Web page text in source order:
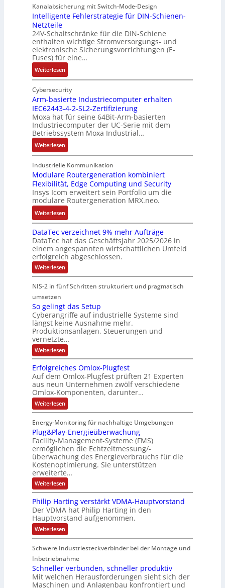
i
s
c
h
e
G
e
h
ä
u
s
e
d
e
h
n
u
n
g
e
n
i
e
r
e
n
A
u
f
w
a
n
d
,
K
o
t
e
n
u
n
d
S
t
ö
r
a
n
ä
l
l
g
k
e
i
t
u
v
r
ä
n
i
t
ä
t
b
e
g
i
n
n
t
a
n
d
e
r
M
a
s
c
h
i
n
e
k
r
d
b
e
t
e
i
l
i
g
u
n
g
b
e
m
2
0
2
6
E
u
r
o
p
a
E
t
h
c
a
t
P
l
u
g
F
e
s
t
Kanalabsicherung mit Switch-Mode-Design
Intelligente Fehlerstrategie für DIN-Schienen-
Netzteile
24V-Schaltschränke für die DIN-Schiene
enthalten wichtige Stromversorgungs- und
elektronische Sicherungsvorrichtungen (E-
Fuses) für eine…
Weiterlesen:
I
n
t
e
l
l
i
g
e
n
e
F
e
h
l
e
r
s
t
r
a
t
g
i
e
ü
r
D
I
N
-
S
c
h
i
e
n
e
n
-
N
e
t
z
t
e
i
l
e
Cybersecurity
Arm-basierte Industriecomputer erhalten
IEC62443-4-2-SL2-Zertifizierung
Moxa hat für seine 64Bit-Arm-basierten
Industriecomputer der UC-Serie mit dem
Betriebssystem Moxa Industrial…
Weiterlesen:
A
r
m
-
b
a
s
i
e
r
t
e
I
n
d
s
t
r
i
e
c
o
m
p
u
t
e
r
e
r
h
a
l
t
e
n
I
E
C
6
2
4
3
-
Industrielle Kommunikation
Modulare Routergeneration kombiniert
Flexibilität, Edge Computing und Security
Insys Icom erweitert sein Portfolio um die
modulare Routergeneration MRX.neo.
Weiterlesen:
M
o
d
u
l
a
r
e
o
u
t
r
g
e
n
e
r
a
t
i
o
n
k
o
m
b
i
n
i
e
t
F
e
x
i
DataTec verzeichnet 9% mehr Aufträge
DataTec hat das Geschäftsjahr 2025/2026 in
einem angespannten wirtschaftlichen Umfeld
erfolgreich abgeschlossen.
Weiterlesen:
D
t
e
c
v
e
z
e
i
c
h
n
e
t
9
%
m
e
r
A
u
f
t
r
ä
g
e
NIS-2 in fünf Schritten strukturiert und pragmatisch
umsetzen
So gelingt das Setup
Cyberangriffe auf industrielle Systeme sind
längst keine Ausnahme mehr.
Produktionsanlagen, Steuerungen und
vernetzte…
Weiterlesen:
S
o
g
e
i
n
g
t
d
a
s
S
e
t
u
p
Erfolgreiches Omlox-Plugfest
Auf dem Omlox-Plugfest prüften 21 Experten
aus neun Unternehmen zwölf verschiedene
Omlox-Komponenten, darunter…
Weiterlesen:
E
f
o
l
g
r
e
i
c
h
e
s
O
m
l
o
x
-
l
u
f
e
s
Energy-Monitoring für nachhaltige Umgebungen
Plug&Play-Energieüberwachung
Facility-Management-Systeme (FMS)
ermöglichen die Echtzeitmessung/-
überwachung des Energieverbrauchs für die
Kostenoptimierung. Sie unterstützen
erweiterte…
Weiterlesen:
P
u
g
&
P
l
a
y
E
n
e
r
Philip Harting verstärkt VDMA-Hauptvorstand
Der VDMA hat Philip Harting in den
Hauptvorstand aufgenommen.
Weiterlesen:
P
i
l
p
H
a
Schwere Industriesteckverbinder bei der Montage und
Inbetriebnahme
Schneller verbunden, schneller produktiv
Mit welchen Herausforderungen sieht sich der
Maschinen und Anlagenbau konfrontiert und